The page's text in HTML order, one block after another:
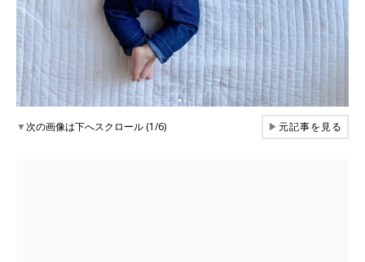
▼次の画像は下へスクロール (1/6) ▶元記事を見る